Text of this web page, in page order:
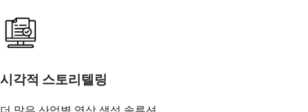
시각적 스토리텔링